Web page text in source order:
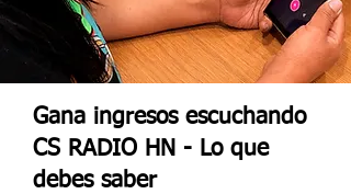
Gana ingresos escuchando
CS RADIO HN - Lo que
debes saber